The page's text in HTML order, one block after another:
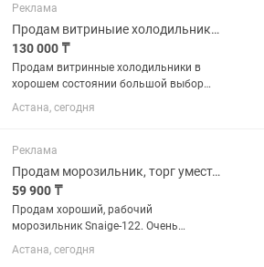
помогу с доставкой, кому интересно...
Реклама
Продам витриныие холодильник в хорошем состоянии
130 000 ₸
Продам витринные холодильники в
хорошем состоянии большой выбор
тауелсыздык 26
Астана, сегодня
Реклама
Продам морозильник, торг уместен
59 900 ₸
Продам хороший, рабочий
морозильник Snaige-122. Очень
хорошо морозит. Имеет хладагент,
позволяющий поддерживать холод в
Астана, сегодня